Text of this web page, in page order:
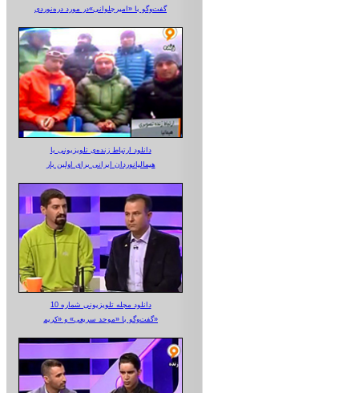
گفت‌وگو با «امیرجلوانی»در مورد دره‌نوردی
دانلود ارتباط زنده‌ی تلویزیونی‌ با
هیمالیانوردان ایرانی برای اولین بار
دانلود مجله تلویزیونی شماره 10
گفت‌وگو با «موحد سریعی» و «کریم»